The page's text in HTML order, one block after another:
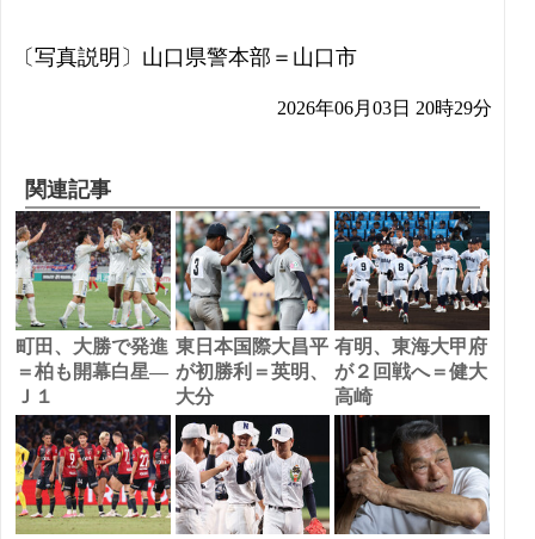
〔写真説明〕山口県警本部＝山口市
2026年06月03日 20時29分
関連記事
町田、大勝で発進
＝柏も開幕白星―
Ｊ１
東日本国際大昌平
が初勝利＝英明、
大分
有明、東海大甲府
が２回戦へ＝健大
高崎